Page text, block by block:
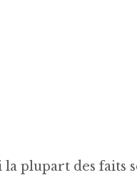
la plupart des faits